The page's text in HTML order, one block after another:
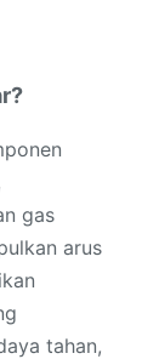
gas
arus
tahan,